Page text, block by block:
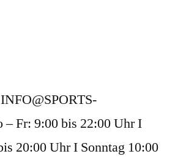
Fr: 9:00 bis 22:00 Uhr I
20:00 Uhr I Sonntag 10:00